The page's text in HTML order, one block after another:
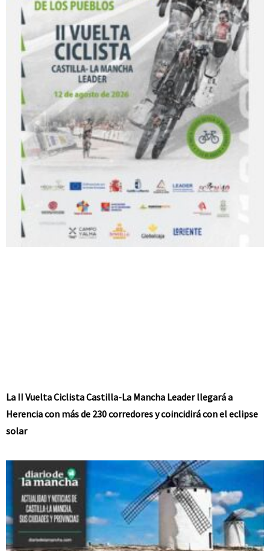
La II Vuelta Ciclista Castilla-La Mancha Leader llegará a
Herencia con más de 230 corredores y coincidirá con el eclipse
solar